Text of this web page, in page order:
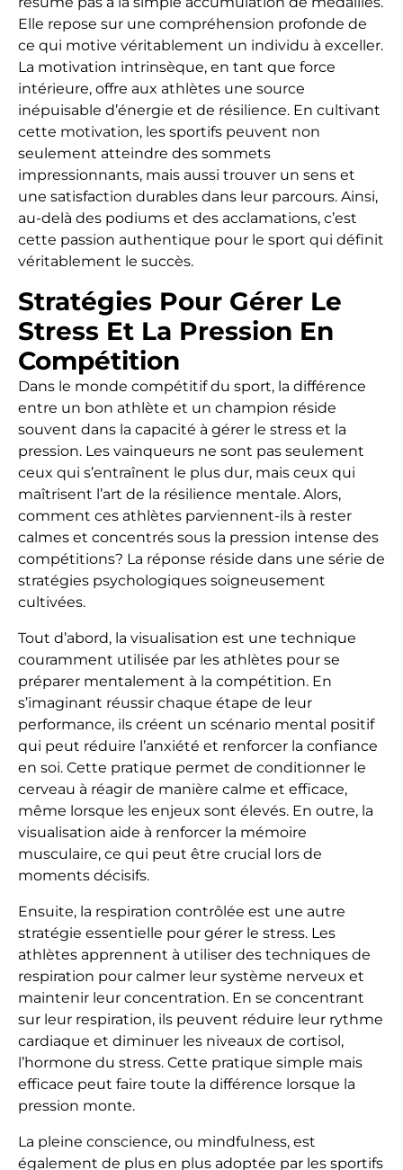
Elle repose sur une compréhension profonde de
ce qui motive véritablement un individu à exceller.
La motivation intrinsèque, en tant que force
intérieure, offre aux athlètes une source
inépuisable d’énergie et de résilience. En cultivant
cette motivation, les sportifs peuvent non
seulement atteindre des sommets
impressionnants, mais aussi trouver un sens et
une satisfaction durables dans leur parcours. Ainsi,
au-delà des podiums et des acclamations, c’est
cette passion authentique pour le sport qui définit
véritablement le succès.
Stratégies Pour Gérer Le
Stress Et La Pression En
Compétition
Dans le monde compétitif du sport, la différence
entre un bon athlète et un champion réside
souvent dans la capacité à gérer le stress et la
pression. Les vainqueurs ne sont pas seulement
ceux qui s’entraînent le plus dur, mais ceux qui
maîtrisent l’art de la résilience mentale. Alors,
comment ces athlètes parviennent-ils à rester
calmes et concentrés sous la pression intense des
compétitions? La réponse réside dans une série de
stratégies psychologiques soigneusement
cultivées.
Tout d’abord, la visualisation est une technique
couramment utilisée par les athlètes pour se
préparer mentalement à la compétition. En
s’imaginant réussir chaque étape de leur
performance, ils créent un scénario mental positif
qui peut réduire l’anxiété et renforcer la confiance
en soi. Cette pratique permet de conditionner le
cerveau à réagir de manière calme et efficace,
même lorsque les enjeux sont élevés. En outre, la
visualisation aide à renforcer la mémoire
musculaire, ce qui peut être crucial lors de
moments décisifs.
Ensuite, la respiration contrôlée est une autre
stratégie essentielle pour gérer le stress. Les
athlètes apprennent à utiliser des techniques de
respiration pour calmer leur système nerveux et
maintenir leur concentration. En se concentrant
sur leur respiration, ils peuvent réduire leur rythme
cardiaque et diminuer les niveaux de cortisol,
l’hormone du stress. Cette pratique simple mais
efficace peut faire toute la différence lorsque la
pression monte.
La pleine conscience, ou mindfulness, est
également de plus en plus adoptée par les sportifs